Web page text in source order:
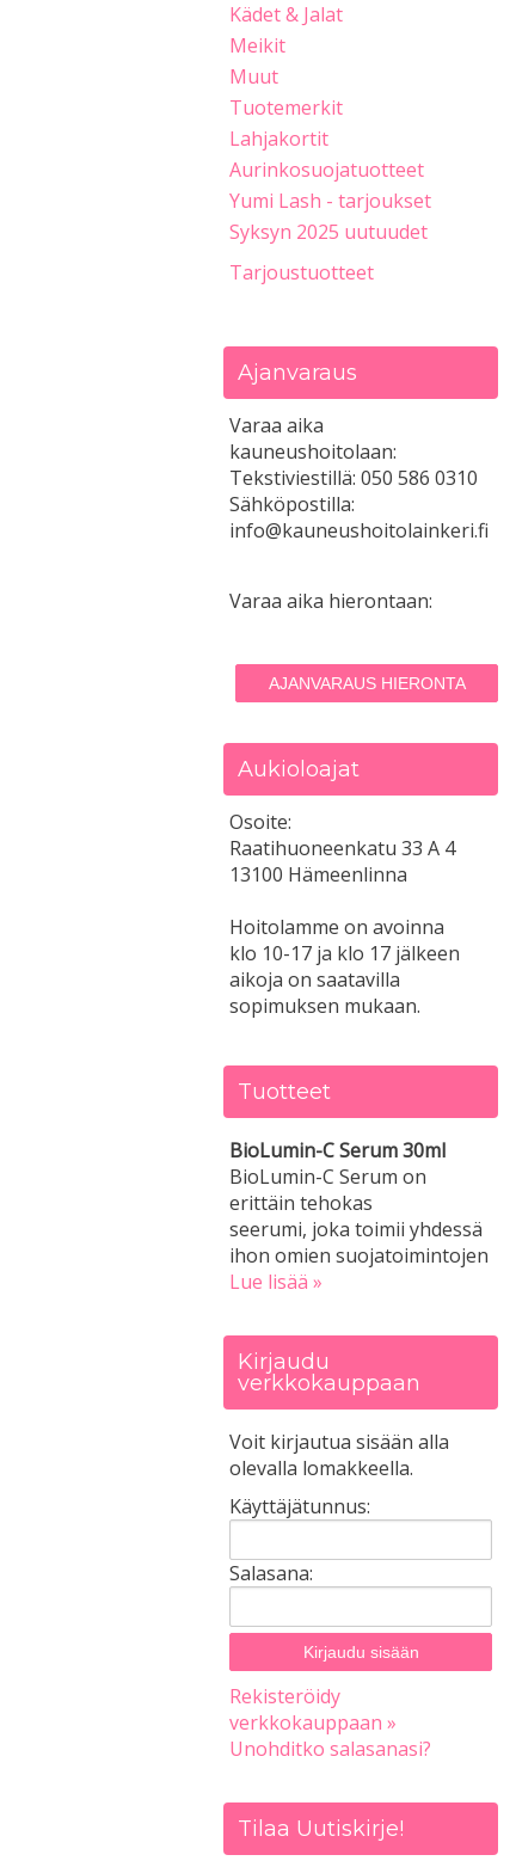
Kädet & Jalat
Meikit
Muut
Tuotemerkit
Lahjakortit
Aurinkosuojatuotteet
Yumi Lash - tarjoukset
Syksyn 2025 uutuudet
Tarjoustuotteet
Ajanvaraus
Varaa aika
kauneushoitolaan:
Tekstiviestillä: 050 586 0310
Sähköpostilla:
info@kauneushoitolainkeri.fi
Varaa aika hierontaan:
AJANVARAUS HIERONTA
Aukioloajat
Osoite:
Raatihuoneenkatu 33 A 4
13100 Hämeenlinna
Hoitolamme on avoinna
klo 10-17 ja klo 17 jälkeen
aikoja on saatavilla
sopimuksen mukaan.
Tuotteet
BioLumin-C Serum 30ml
BioLumin-C Serum on
erittäin tehokas
seerumi, joka toimii yhdessä
ihon omien suojatoimintojen
Lue lisää »
Kirjaudu
verkkokauppaan
Voit kirjautua sisään alla
olevalla lomakkeella.
Käyttäjätunnus:
Salasana:
Rekisteröidy
verkkokauppaan »
Unohditko salasanasi?
Tilaa Uutiskirje!